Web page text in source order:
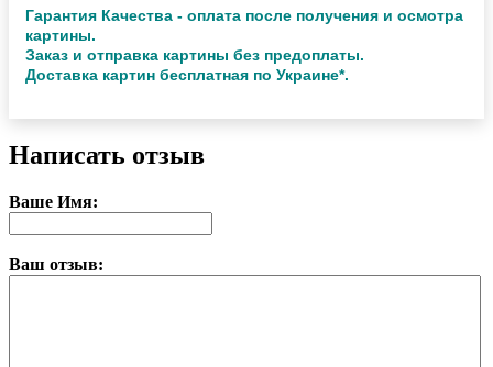
Гарантия Качества - оплата после получения и осмотра
картины.
Заказ и отправка картины без предоплаты.
Доставка картин бесплатная по Украине*.
Написать отзыв
Ваше Имя:
Ваш отзыв: